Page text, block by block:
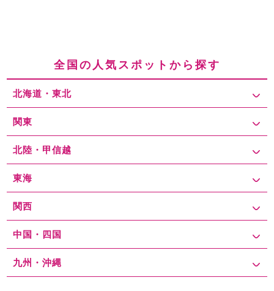
全国の人気スポットから探す
北海道・東北
関東
北陸・甲信越
東海
関西
中国・四国
九州・沖縄